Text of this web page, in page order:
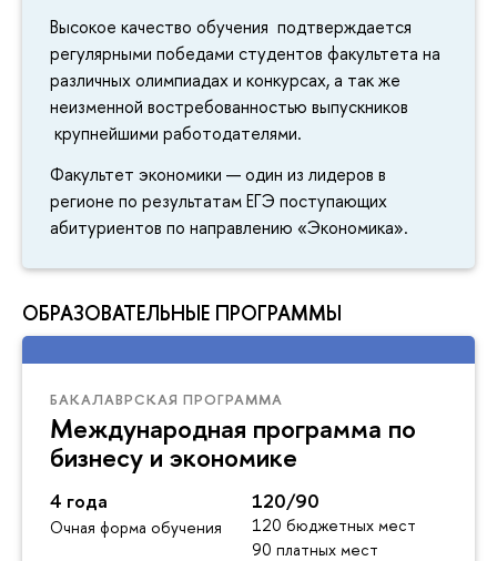
Высокое качество обучения подтверждается
регулярными победами студентов факультета на
различных олимпиадах и конкурсах, а так же
неизменной востребованностью выпускников
крупнейшими работодателями.
Факультет экономики — один из лидеров в
регионе по результатам ЕГЭ поступающих
абитуриентов по направлению «Экономика».
ОБРАЗОВАТЕЛЬНЫЕ ПРОГРАММЫ
БАКАЛАВРСКАЯ ПРОГРАММА
Международная программа по
бизнесу и экономике
4 года
Очная форма обучения
120/90
120 бюджетных мест
90 платных мест